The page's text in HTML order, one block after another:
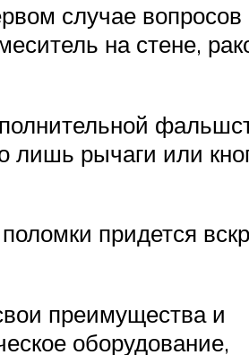
случае вопросов
на стене,
лишь рычаги или
придется
преимущества и
оборудование,